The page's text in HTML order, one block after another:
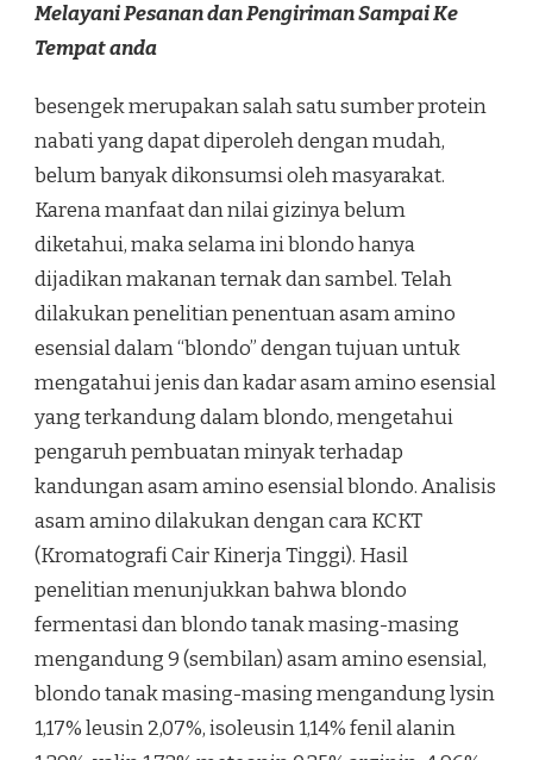
Melayani Pesanan dan Pengiriman Sampai Ke
Tempat anda
besengek merupakan salah satu sumber protein
nabati yang dapat diperoleh dengan mudah,
belum banyak dikonsumsi oleh masyarakat.
Karena manfaat dan nilai gizinya belum
diketahui, maka selama ini blondo hanya
dijadikan makanan ternak dan sambel. Telah
dilakukan penelitian penentuan asam amino
esensial dalam “blondo” dengan tujuan untuk
mengatahui jenis dan kadar asam amino esensial
yang terkandung dalam blondo, mengetahui
pengaruh pembuatan minyak terhadap
kandungan asam amino esensial blondo. Analisis
asam amino dilakukan dengan cara KCKT
(Kromatografi Cair Kinerja Tinggi). Hasil
penelitian menunjukkan bahwa blondo
fermentasi dan blondo tanak masing-masing
mengandung 9 (sembilan) asam amino esensial,
blondo tanak masing-masing mengandung lysin
1,17% leusin 2,07%, isoleusin 1,14% fenil alanin